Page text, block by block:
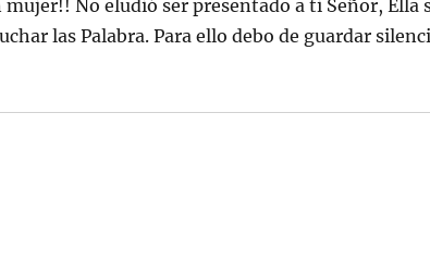
mujer!! No eludió ser presentado a ti Señor, Ella
las Palabra. Para ello debo de guardar